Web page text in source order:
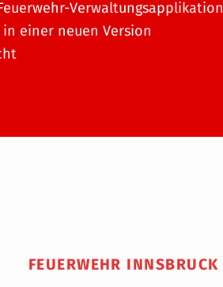
Verwaltungsapplikation
in einer neuen Version
FEUERWEHR INNSBRUCK